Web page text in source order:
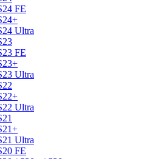
FE
Ultra
FE
Ultra
Ultra
Ultra
FE